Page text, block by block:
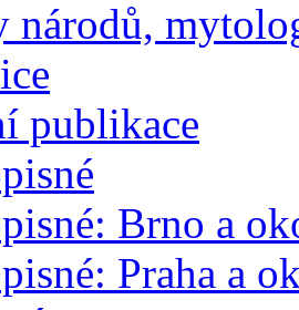
národů,
publikace
Brno a
Praha a